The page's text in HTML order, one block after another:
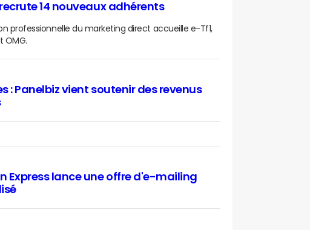
recrute 14 nouveaux adhérents
professionnelle du marketing direct accueille e-Tf1,
OMG.
: Panelbiz vient soutenir des revenus
Express lance une offre d'e-mailing